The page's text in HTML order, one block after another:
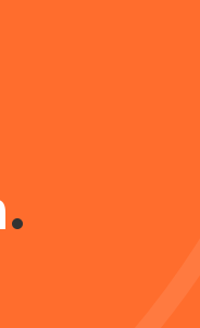
.